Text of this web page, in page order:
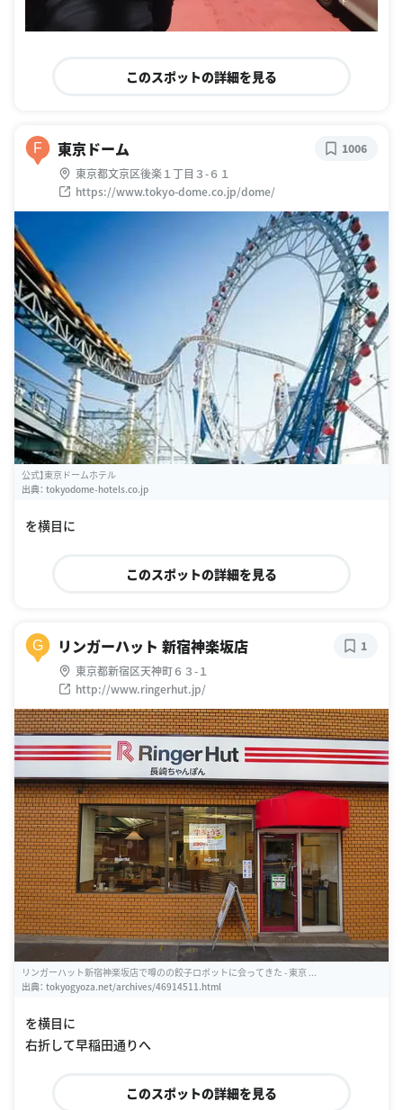
このスポットの詳細を見る
F 東京ドーム
東京都文京区後楽１丁目３-６１
https://www.tokyo-dome.co.jp/dome/
1006
公式】東京ドームホテル
出典： tokyodome-hotels.co.jp
を横目に
このスポットの詳細を見る
G リンガーハット 新宿神楽坂店
東京都新宿区天神町６３-１
http://www.ringerhut.jp/
1
リンガーハット新宿神楽坂店で噂のの餃子ロボットに会ってきた - 東京 ...
出典： tokyogyoza.net/archives/46914511.html
を横目に
右折して早稲田通りへ
このスポットの詳細を見る